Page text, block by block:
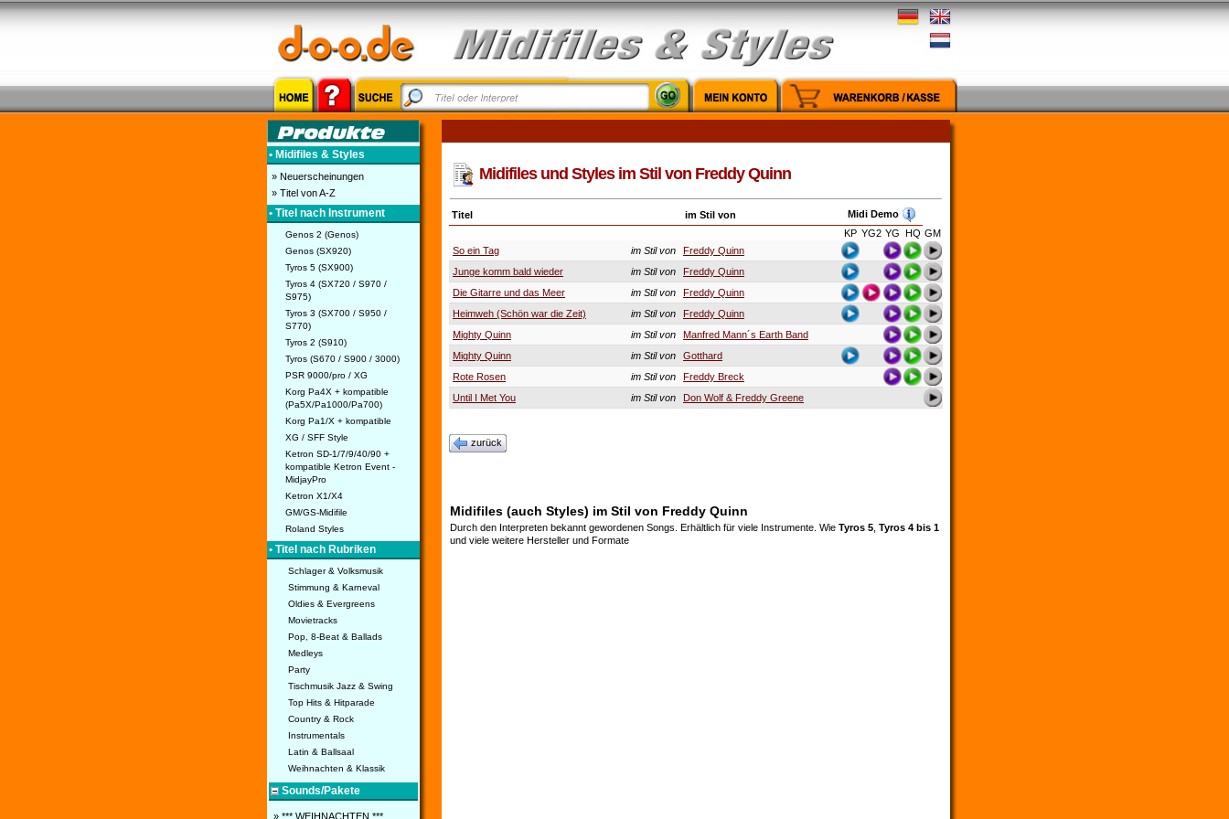
• Midifiles & Styles
» Neuerscheinungen
» Titel von A-Z
• Titel nach Instrument
Genos 2 (Genos)
Genos (SX920)
Tyros 5 (SX900)
Tyros 4 (SX720 / S970 /
S975)
Tyros 3 (SX700 / S950 /
S770)
Tyros 2 (S910)
Tyros (S670 / S900 / 3000)
PSR 9000/pro / XG
Korg Pa4X + kompatible
(Pa5X/Pa1000/Pa700)
Korg Pa1/X + kompatible
XG / SFF Style
Ketron SD-1/7/9/40/90 +
kompatible Ketron Event -
MidjayPro
Ketron X1/X4
GM/GS-Midifile
Roland Styles
• Titel nach Rubriken
Schlager & Volksmusik
Stimmung & Karneval
Oldies & Evergreens
Movietracks
Pop, 8-Beat & Ballads
Medleys
Party
Tischmusik Jazz & Swing
Top Hits & Hitparade
Country & Rock
Instrumentals
Latin & Ballsaal
Weihnachten & Klassik
Sounds/Pakete
» *** WEIHNACHTEN ***
Midifiles und Styles im Stil von Freddy Quinn
Titel im Stil von
Midi Demo
KP YG2 YG HQ GM
So ein Tag
im Stil von
Freddy Quinn
Junge komm bald wieder
im Stil von
Freddy Quinn
Die Gitarre und das Meer
im Stil von
Freddy Quinn
Heimweh (Schön war die Zeit)
im Stil von
Freddy Quinn
Mighty Quinn
im Stil von
Manfred Mann´s Earth Band
Mighty Quinn
im Stil von
Gotthard
Rote Rosen
im Stil von
Freddy Breck
Until I Met You
im Stil von Don Wolf & Freddy Greene
zurück
Midifiles (auch Styles) im Stil von Freddy Quinn
Durch den Interpreten bekannt gewordenen Songs. Erhältlich für viele Instrumente. Wie Tyros 5 Tyros 4 bis 1
und viele weitere Hersteller und Formate